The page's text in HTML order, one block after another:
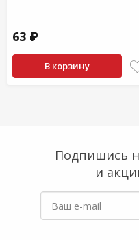
63 ₽
В корзину
Подпишись
и